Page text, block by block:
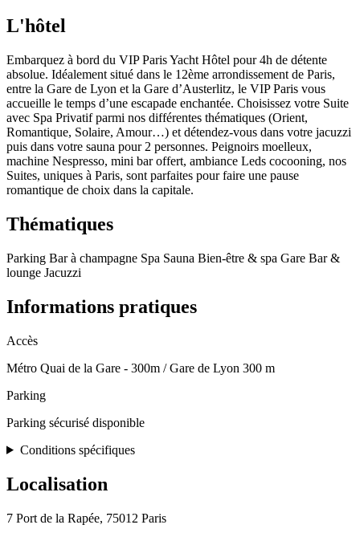
L'hôtel
Embarquez à bord du VIP Paris Yacht Hôtel pour 4h de détente
absolue. Idéalement situé dans le 12ème arrondissement de Paris,
entre la Gare de Lyon et la Gare d’Austerlitz, le VIP Paris vous
accueille le temps d’une escapade enchantée. Choisissez votre Suite
avec Spa Privatif parmi nos différentes thématiques (Orient,
Romantique, Solaire, Amour…) et détendez-vous dans votre jacuzzi
puis dans votre sauna pour 2 personnes. Peignoirs moelleux,
machine Nespresso, mini bar offert, ambiance Leds cocooning, nos
Suites, uniques à Paris, sont parfaites pour faire une pause
romantique de choix dans la capitale.
Thématiques
Parking Bar à champagne Spa Sauna Bien-être & spa Gare Bar &
lounge Jacuzzi
Informations pratiques
Accès
Métro Quai de la Gare - 300m / Gare de Lyon 300 m
Parking
Parking sécurisé disponible
Conditions spécifiques
Localisation
7 Port de la Rapée, 75012 Paris